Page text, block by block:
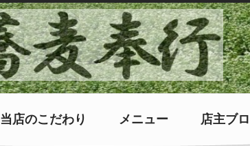
当店のこだわり メニュー 店主ブ